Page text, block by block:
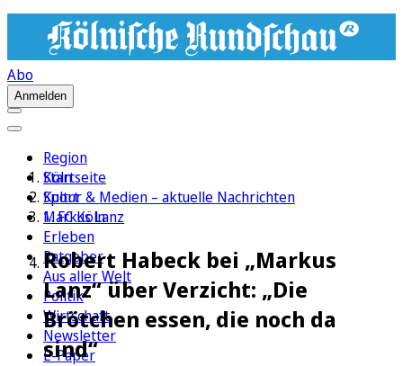
Abo
Anmelden
Region
Köln
Sport
1. FC Köln
Erleben
Ratgeber
Aus aller Welt
Politik
Wirtschaft
Newsletter
E-Paper
Startseite
Kultur & Medien – aktuelle Nachrichten
Markus Lanz
Robert Habeck bei „Markus
Lanz“ über Verzicht: „Die
Brötchen essen, die noch da
sind“